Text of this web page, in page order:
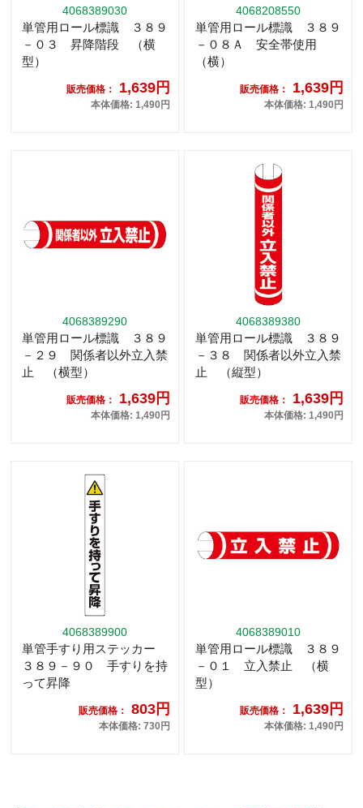
4068389030
単管用ロール標識 ３８９
－０３ 昇降階段 （横
型）
販売価格： 1,639円
本体価格: 1,490円
4068208550
単管用ロール標識 ３８９
－０８Ａ 安全帯使用
（横）
販売価格： 1,639円
本体価格: 1,490円
4068389290
単管用ロール標識 ３８９
－２９ 関係者以外立入禁
止 （横型）
販売価格： 1,639円
本体価格: 1,490円
4068389380
単管用ロール標識 ３８９
－３８ 関係者以外立入禁
止 （縦型）
販売価格： 1,639円
本体価格: 1,490円
4068389900
単管手すり用ステッカー
３８９－９０ 手すりを持
って昇降
販売価格： 803円
本体価格: 730円
4068389010
単管用ロール標識 ３８９
－０１ 立入禁止 （横
型）
販売価格： 1,639円
本体価格: 1,490円